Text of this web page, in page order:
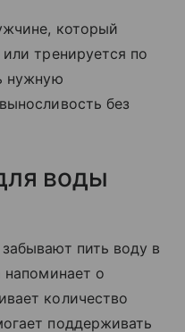
который
тренируется по
нужную
без
воды
пить воду в
напоминает о
количество
поддерживать